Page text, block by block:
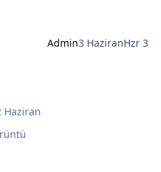
Admin3 HaziranHzr 3
Haziran